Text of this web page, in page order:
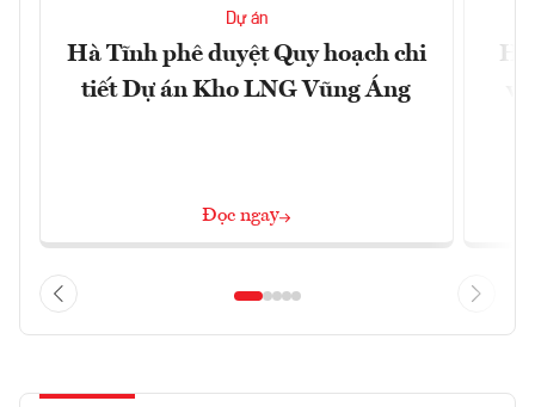
Dự án
Hà Tĩnh phê duyệt Quy hoạch chi
tiết Dự án Kho LNG Vũng Áng
Đọc ngay